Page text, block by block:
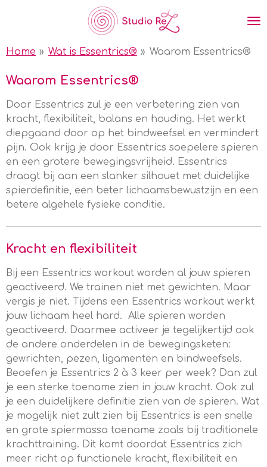
de
Home » Wat is Essentrics® » Waarom Essentrics®
Waarom Essentrics®
Door Essentrics zul je een verbetering zien van
kracht, flexibiliteit, balans en houding. Het werkt
diepgaand door op het bindweefsel en vermindert
pijn. Ook krijg je door Essentrics soepelere spieren
en een grotere bewegingsvrijheid. Essentrics
draagt bij aan een slanker silhouet met duidelijke
spierdefinitie, een beter lichaamsbewustzijn en een
betere algehele fysieke conditie.
Kracht en flexibiliteit
Bij een Essentrics workout worden al jouw spieren
geactiveerd. We trainen niet met gewichten. Maar
vergis je niet. Tijdens een Essentrics workout werkt
jouw lichaam heel hard. Alle spieren worden
geactiveerd. Daarmee activeer je tegelijkertijd ook
de andere onderdelen in de bewegingsketen:
gewrichten, pezen, ligamenten en bindweefsels.
Beoefen je Essentrics 2 à 3 keer per week? Dan zul
je een sterke toename zien in jouw kracht. Ook zul
je een duidelijkere definitie zien van de spieren. Wat
je mogelijk niet zult zien bij Essentrics is een snelle
en grote spiermassa toename zoals bij traditionele
krachttraining. Dit komt doordat Essentrics zich
meer richt op functionele kracht, flexibiliteit en